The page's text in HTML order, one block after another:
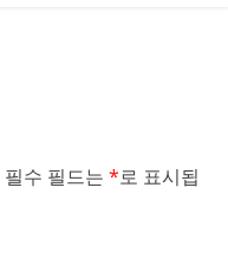
필수 필드는 *로 표시됩